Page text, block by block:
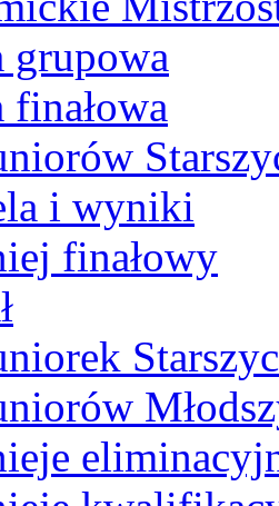
grupowa
finałowa
i wyniki
finałowy